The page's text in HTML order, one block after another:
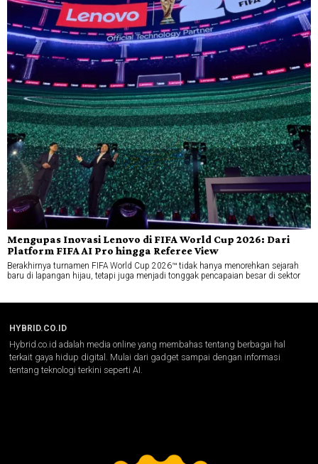
Mengupas Inovasi Lenovo di FIFA World Cup 2026: Dari
Platform FIFA AI Pro hingga Referee View
Berakhirnya turnamen FIFA World Cup 2026™ tidak hanya menorehkan sejarah
baru di lapangan hijau, tetapi juga menjadi tonggak pencapaian besar di sektor
HYBRID.CO.ID
Hybrid.co.id adalah media online yang membahas tentang berbagai hal
terkait gaya hidup digital. Mulai dari gadget sampai dengan informasi
tentang teknologi terkini seperti AI.